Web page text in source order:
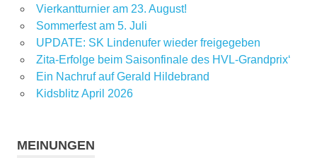
Vierkantturnier am 23. August!
Sommerfest am 5. Juli
UPDATE: SK Lindenufer wieder freigegeben
Zita-Erfolge beim Saisonfinale des HVL-Grandprix‘
Ein Nachruf auf Gerald Hildebrand
Kidsblitz April 2026
MEINUNGEN